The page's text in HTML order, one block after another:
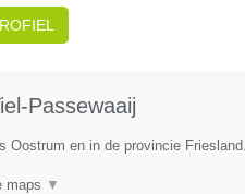
Passewaaij
Oostrum en in de provincie Friesland.
maps ▼